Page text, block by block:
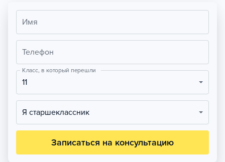
Имя
Телефон
Класс, в который перешли
11
Я старшеклассник
Записаться на консультацию